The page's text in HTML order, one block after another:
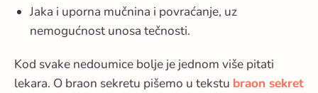
Jaka i uporna mučnina i povraćanje, uz
nemogućnost unosa tečnosti.
Kod svake nedoumice bolje je jednom više pitati
lekara. O braon sekretu pišemo u tekstu braon sekret